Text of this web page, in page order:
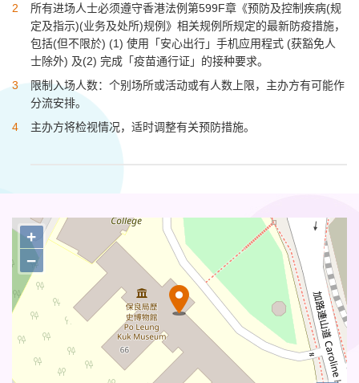
所有进场人士必须遵守香港法例第599F章《预防及控制疾病(规
定及指示)(业务及处所)规例》相关规例所规定的最新防疫措施，
包括(但不限於) (1) 使用「安心出行」手机应用程式 (获豁免人
士除外) 及(2) 完成「疫苗通行证」的接种要求。
限制入场人数：个别场所或活动或有人数上限，主办方有可能作
分流安排。
主办方将检视情况，适时调整有关预防措施。
+
−